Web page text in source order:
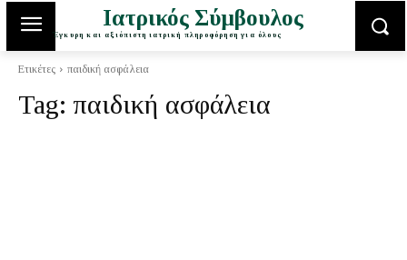
Ιατρικός Σύμβουλος
Έγκυρη και αξιόπιστη ιατρική πληροφόρηση για όλους
Ετικέτες παιδική ασφάλεια
Tag: παιδική ασφάλεια